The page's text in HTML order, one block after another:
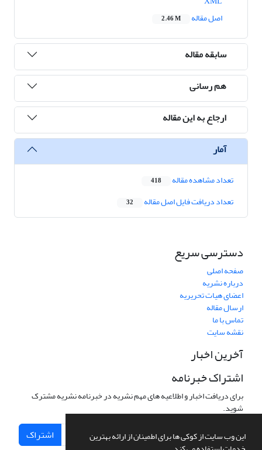
این وب سایت از کوکی ها برای اطمینان از ارائه بهترین
اصل مقاله
2.46 M
سابقه مقاله
هم رسانی
ارجاع به این مقاله
آمار
تعداد مشاهده مقاله 418
تعداد دریافت فایل اصل مقاله 32
دسترسی سریع
صفحه اصلی
درباره نشریه
اعضای هیات تحریریه
ارسال مقاله
تماس با ما
نقشه سایت
آخرین اخبار
اشتراک خبرنامه
برای دریافت اخبار و اطلاعیه های مهم نشریه در خبرنامه نشریه مشترک
شوید.
اشتراک